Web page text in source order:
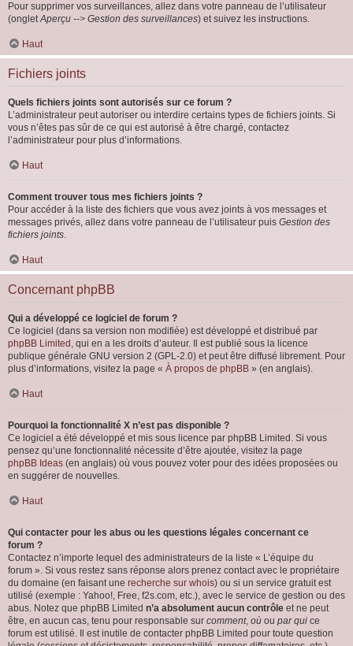
Pour supprimer vos surveillances, allez dans votre panneau de l’utilisateur
(ongletAperçu --> Gestion des surveillances) et suivez les instructions.
Haut
Fichiers joints
Quels fichiers joints sont autorisés sur ce forum ?
L’administrateur peut autoriser ou interdire certains types de fichiers joints. Si
vous n’êtes pas sûr de ce qui est autorisé à être chargé, contactez
l’administrateur pour plus d’informations.
Haut
Comment trouver tous mes fichiers joints ?
Pour accéder à la liste des fichiers que vous avez joints à vos messages et
messages privés, allez dans votre panneau de l’utilisateur puis Gestion des
fichiers joints.
Haut
Concernant phpBB
Qui a développé ce logiciel de forum ?
Ce logiciel (dans sa version non modifiée) est développé et distribué par
phpBB Limited , qui en a les droits d’auteur. Il est publié sous la licence
publique générale GNU version 2 (GPL-2.0) et peut être diffusé librement. Pour
plus d’informations, visitez la page « À propos de phpBB » (en anglais).
Haut
Pourquoi la fonctionnalité X n’est pas disponible ?
Ce logiciel a été développé et mis sous licence par phpBB Limited. Si vous
pensez qu’une fonctionnalité nécessite d’être ajoutée, visitez la page
phpBB Ideas (en anglais) où vous pouvez voter pour des idées proposées ou
en suggérer de nouvelles.
Haut
Qui contacter pour les abus ou les questions légales concernant ce
forum ?
Contactez n’importe lequel des administrateurs de la liste « L’équipe du
forum ». Si vous restez sans réponse alors prenez contact avec le propriétaire
du domaine (en faisant une recherche sur whois) ou si un service gratuit est
utilisé (exemple : Yahoo!, Free, f2s.com, etc.), avec le service de gestion ou des
abus. Notez que phpBB Limited n’a absolument aucun contrôle et ne peut
être, en aucun cas, tenu pour responsable sur comment, où ou par qui ce
forum est utilisé. Il est inutile de contacter phpBB Limited pour toute question